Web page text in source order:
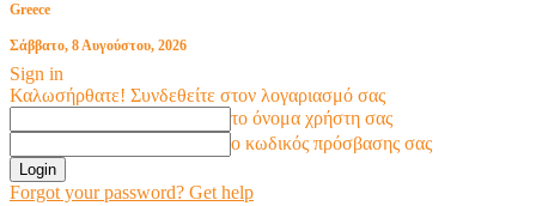
Greece
Σάββατο, 8 Αυγούστου, 2026
Sign in
Καλωσήρθατε! Συνδεθείτε στον λογαριασμό σας
το όνομα χρήστη σας
ο κωδικός πρόσβασης σας
Forgot your password? Get help